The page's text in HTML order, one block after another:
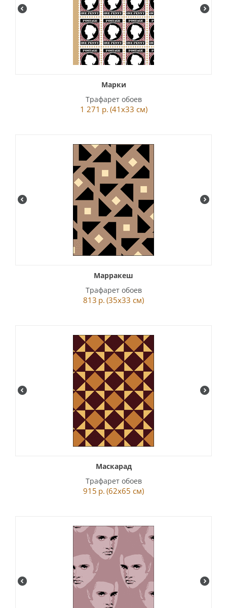
Марки
Трафарет обоев
1 271 р. (41x33 см)
Марракеш
Трафарет обоев
813 р. (35x33 см)
Маскарад
Трафарет обоев
915 р. (62x65 см)